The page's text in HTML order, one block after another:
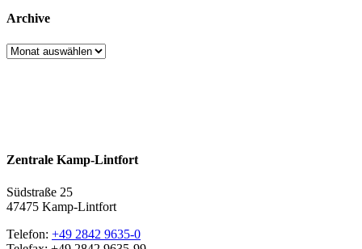
Archive
Archive
Zentrale Kamp-Lintfort
Südstraße 25
47475 Kamp-Lintfort
Telefon: +49 2842 9635-0